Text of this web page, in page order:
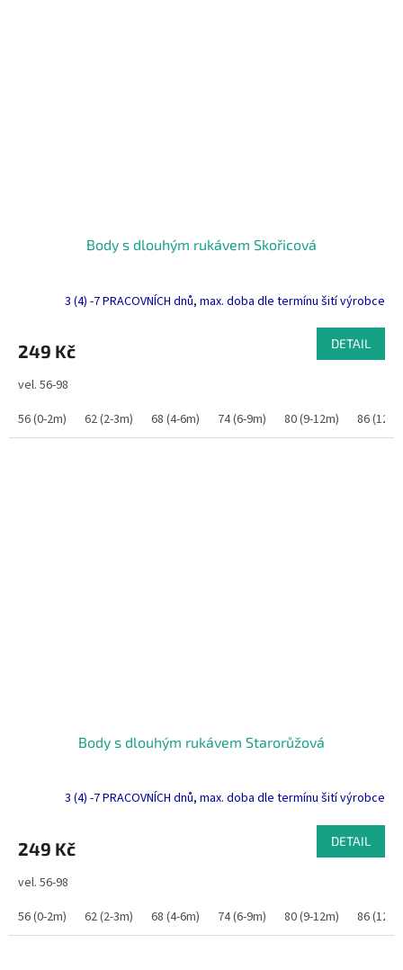
Body s dlouhým rukávem Skořicová
3 (4) -7 PRACOVNÍCH dnů, max. doba dle termínu šití výrobce
249 Kč DETAIL
vel. 56-98
56 (0-2m)
62 (2-3m) 68 (4-6m) 74 (6-9m) 80 (9-12m) 86 (12-
Body s dlouhým rukávem Starorůžová
3 (4) -7 PRACOVNÍCH dnů, max. doba dle termínu šití výrobce
249 Kč DETAIL
vel. 56-98
56 (0-2m)
62 (2-3m) 68 (4-6m) 74 (6-9m) 80 (9-12m) 86 (12-